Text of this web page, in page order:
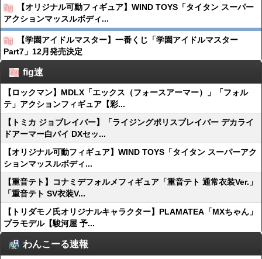
【オリジナル可動フィギュア】WIND TOYS「タイタン スーパー
アクションマッスルボディ...
【学園アイドルマスター】一番くじ「学園アイドルマスター
Part7」12月発売決定
fig速
【ロックマン】MDLX「エックス（フォースアーマー）」「フォル
テ」アクションフィギュア【彩...
【トミカ ジョブレイバー】「ライジングポリスブレイバー デカライ
ドアーマー白バイ DXセッ...
【オリジナル可動フィギュア】WIND TOYS「タイタン スーパーアク
ションマッスルボディ...
【重音テト】コナミデフォルメフィギュア「重音テト 通常衣装Ver.」
「重音テト SV衣装V...
【トリダモノ氏オリジナルキャラクター】PLAMATEA「MXちゃん」
プラモデル【駿河屋 予...
わんこーる速報